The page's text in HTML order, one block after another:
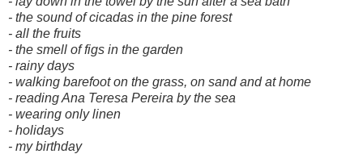
- the sound of cicadas in the pine forest
- all the fruits
- the smell of figs in the garden
- rainy days
- walking barefoot on the grass, on sand and at home
- reading Ana Teresa Pereira by the sea
- wearing only linen
- holidays
- my birthday